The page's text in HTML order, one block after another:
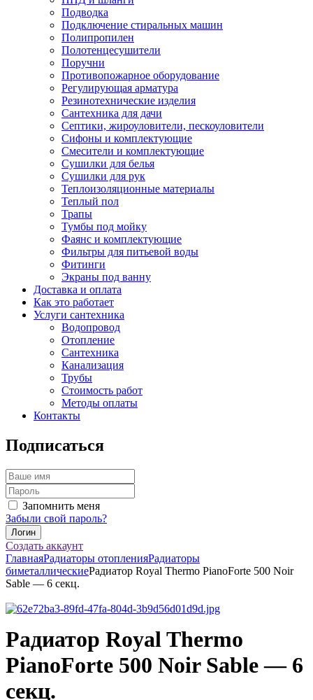
Подводка
Подключение стиральных машин
Полипропилен
Полотенцесушители
Поручни
Противопожарное оборудование
Регулирующая арматура
Резинотехнические изделия
Сантехника для дачи
Септики, жироуловители, пескоуловители
Сифоны и комплектующие
Смесители и комплектующие
Сушилки для белья
Сушилки для рук
Теплоизоляционные материалы
Теплый пол
Трапы
Тумбы под мойку
Фаянс и комплектующие
Фильтры для питьевой воды
Фитинги
Экраны под ванну
Доставка и оплата
Как это работает
Услуги сантехника
Водопровод
Отопление
Сантехника
Канализация
Трубы
Стоимость работ
Методы оплаты
Контакты
Подписаться
Запомнить меня
Забыли свой пароль?
Создать аккаунт
ГлавнаяРадиаторы отопленияРадиаторы
биметаллическиеРадиатор Royal Thermo PianoForte 500 Noir
Sable — 6 секц.
Радиатор Royal Thermo
PianoForte 500 Noir Sable — 6
секц.